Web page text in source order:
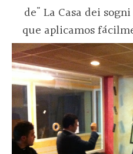
de" La Casa dei
que aplicamos